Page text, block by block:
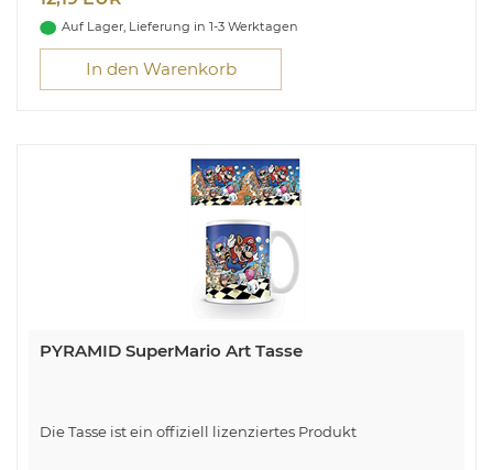
Auf Lager, Lieferung in 1-3 Werktagen
In den Warenkorb
PYRAMID SuperMario Art Tasse
Die Tasse ist ein offiziell lizenziertes Produkt